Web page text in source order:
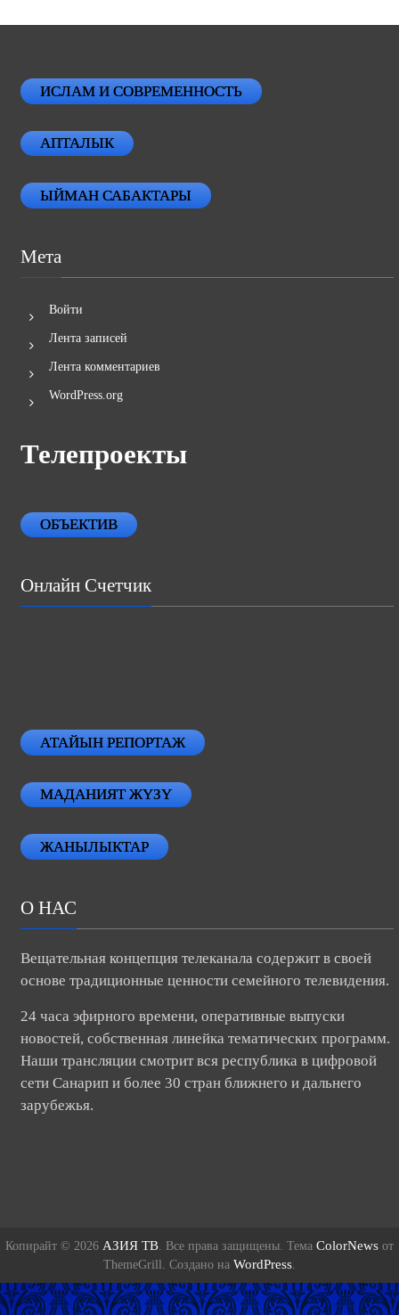
ИСЛАМ И СОВРЕМЕННОСТЬ
АПТАЛЫК
ЫЙМАН САБАКТАРЫ
Мета
Войти
Лента записей
Лента комментариев
WordPress.org
Телепроекты
ОБЪЕКТИВ
Онлайн Счетчик
АТАЙЫН РЕПОРТАЖ
МАДАНИЯТ ЖҮЗҮ
ЖАНЫЛЫКТАР
О НАС
Вещательная концепция телеканала содержит в своей
основе традиционные ценности семейного телевидения.
24 часа эфирного времени, оперативные выпуски
новостей, собственная линейка тематических программ.
Наши трансляции смотрит вся республика в цифровой
сети Санарип и более 30 стран ближнего и дальнего
зарубежья.
Копирайт © 2026 АЗИЯ ТВ . Все права защищены. Тема ColorNews от
ThemeGrill. Создано на WordPress